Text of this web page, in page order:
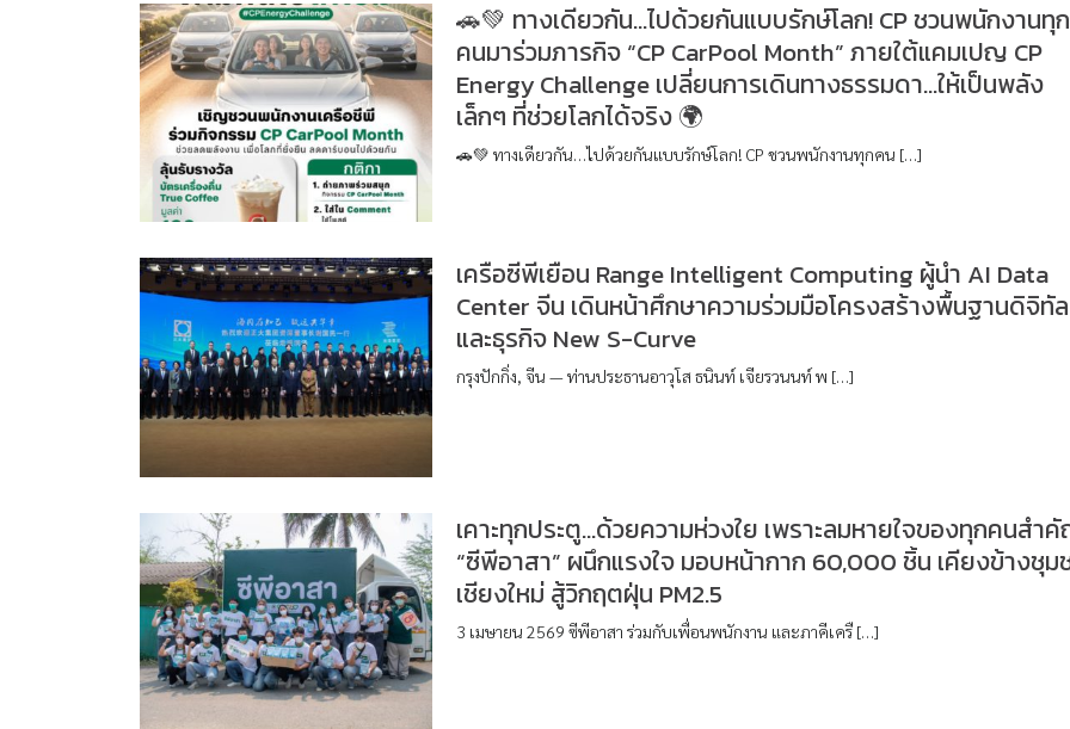
🚗💚 ทางเดียวกัน…ไปด้วยกันแบบรักษ์โลก! CP ชวนพนักงานทุก
คนมาร่วมภารกิจ “CP CarPool Month” ภายใต้แคมเปญ CP
Energy Challenge เปลี่ยนการเดินทางธรรมดา…ให้เป็นพลัง
เล็กๆ ที่ช่วยโลกได้จริง 🌍
🚗💚 ทางเดียวกัน…ไปด้วยกันแบบรักษ์โลก! CP ชวนพนักงานทุกคน […]
เครือซีพีเยือน Range Intelligent Computing ผู้นำ AI Data
Center จีน เดินหน้าศึกษาความร่วมมือโครงสร้างพื้นฐานดิจิทัล
และธุรกิจ New S-Curve
กรุงปักกิ่ง, จีน — ท่านประธานอาวุโส ธนินท์ เจียรวนนท์ พ […]
เคาะทุกประตู…ด้วยความห่วงใย เพราะลมหายใจของทุกคนสำ
“ซีพีอาสา” ผนึกแรงใจ มอบหน้ากาก 60,000 ชิ้น เคียงข้างชุม
เชียงใหม่ สู้วิกฤตฝุ่น PM2.5
3 เมษายน 2569 ซีพีอาสา ร่วมกับเพื่อนพนักงาน และภาคีเครื […]